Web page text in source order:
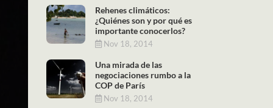
Rehenes climáticos:
¿Quiénes son y por qué es
importante conocerlos?
Nov 18, 2014
Una mirada de las
negociaciones rumbo a la
COP de París
Nov 18, 2014